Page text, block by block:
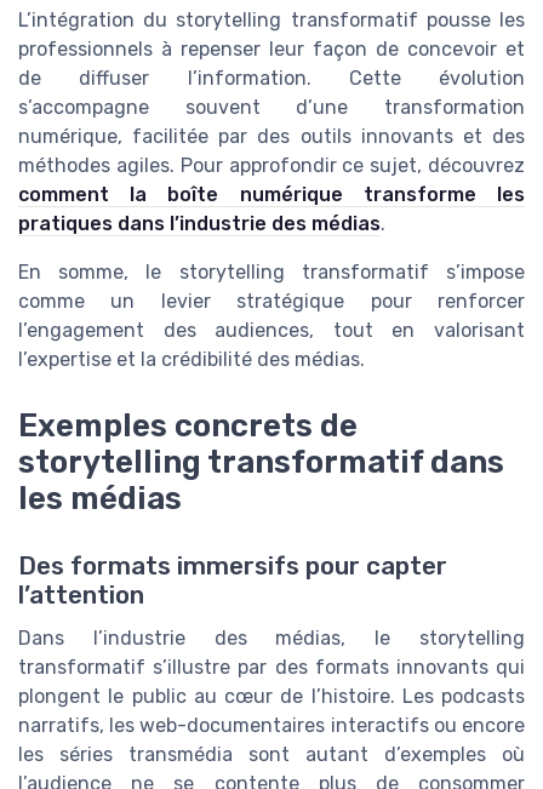
L’intégration du storytelling transformatif pousse les
professionnels à repenser leur façon de concevoir et
de diffuser l’information. Cette évolution
s’accompagne souvent d’une transformation
numérique, facilitée par des outils innovants et des
méthodes agiles. Pour approfondir ce sujet, découvrez
comment la boîte numérique transforme les
pratiques dans l’industrie des médias.
En somme, le storytelling transformatif s’impose
comme un levier stratégique pour renforcer
l’engagement des audiences, tout en valorisant
l’expertise et la crédibilité des médias.
Exemples concrets de
storytelling transformatif dans
les médias
Des formats immersifs pour capter
l’attention
Dans l’industrie des médias, le storytelling
transformatif s’illustre par des formats innovants qui
plongent le public au cœur de l’histoire. Les podcasts
narratifs, les web-documentaires interactifs ou encore
les séries transmédia sont autant d’exemples où
l’audience ne se contente plus de consommer